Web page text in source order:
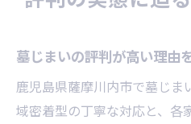
墓じまい費用の内訳
見積もり比較で墓じ
法
墓じまい費用の相
墓じまいの評判が高い理由
鹿児島県薩摩川内市で墓じ
域密着型の丁寧な対応と、各